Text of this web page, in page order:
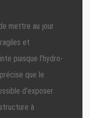
mettre au jour
et
puisque l’hydro-
que le
d’exposer
à